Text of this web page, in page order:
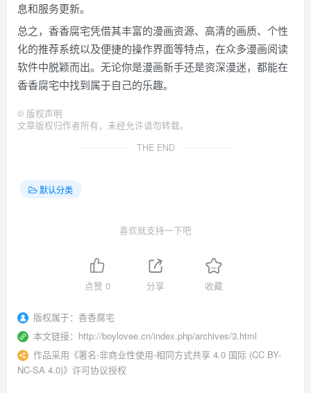
息和服务更新。
总之，香香腐宅凭借其丰富的漫画资源、高清的画质、个性
化的推荐系统以及便捷的操作界面等特点，在众多漫画阅读
软件中脱颖而出。无论你是漫画新手还是资深漫迷，都能在
香香腐宅中找到属于自己的乐趣。
© 版权声明
文章版权归作者所有，未经允许请勿转载。
THE END
默认分类
喜欢就支持一下吧
点赞 0 分享 收藏
版权属于： 香香腐宅
本文链接： http://boylovee.cn/index.php/archives/3.html
作品采用 《署名-非商业性使用-相同方式共享 4.0 国际 (CC BY-
NC-SA 4.0)》许可协议授权